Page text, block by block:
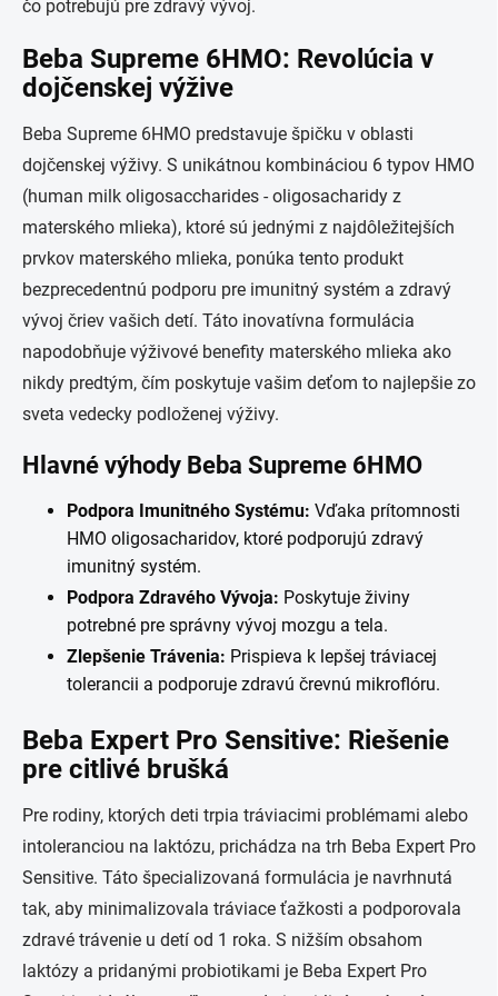
čo potrebujú pre zdravý vývoj.
Beba Supreme 6HMO: Revolúcia v
dojčenskej výžive
Beba Supreme 6HMO predstavuje špičku v oblasti
dojčenskej výživy. S unikátnou kombináciou 6 typov HMO
(human milk oligosaccharides - oligosacharidy z
materského mlieka), ktoré sú jednými z najdôležitejších
prvkov materského mlieka, ponúka tento produkt
bezprecedentnú podporu pre imunitný systém a zdravý
vývoj čriev vašich detí. Táto inovatívna formulácia
napodobňuje výživové benefity materského mlieka ako
nikdy predtým, čím poskytuje vašim deťom to najlepšie zo
sveta vedecky podloženej výživy.
Hlavné výhody Beba Supreme 6HMO
Podpora Imunitného Systému: Vďaka prítomnosti
HMO oligosacharidov, ktoré podporujú zdravý
imunitný systém.
Podpora Zdravého Vývoja: Poskytuje živiny
potrebné pre správny vývoj mozgu a tela.
Zlepšenie Trávenia: Prispieva k lepšej tráviacej
tolerancii a podporuje zdravú črevnú mikroflóru.
Beba Expert Pro Sensitive: Riešenie
pre citlivé brušká
Pre rodiny, ktorých deti trpia tráviacimi problémami alebo
intoleranciou na laktózu, prichádza na trh Beba Expert Pro
Sensitive. Táto špecializovaná formulácia je navrhnutá
tak, aby minimalizovala tráviace ťažkosti a podporovala
zdravé trávenie u detí od 1 roka. S nižším obsahom
laktózy a pridanými probiotikami je Beba Expert Pro